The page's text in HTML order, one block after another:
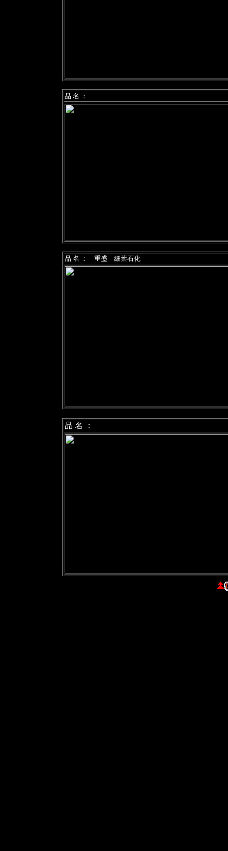
品 名 ：
品 名 ： 重盛 細葉石化
品 名 ：